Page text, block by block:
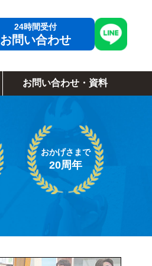
お問い合わせ
お問い合わせ・資料
おかげさまで
20周年